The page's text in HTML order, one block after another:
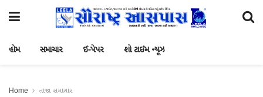
હોમ સમાચાર ઈ-પેપર શો ટાઈમ ન્યૂઝ
Home તાજા સમાચાર